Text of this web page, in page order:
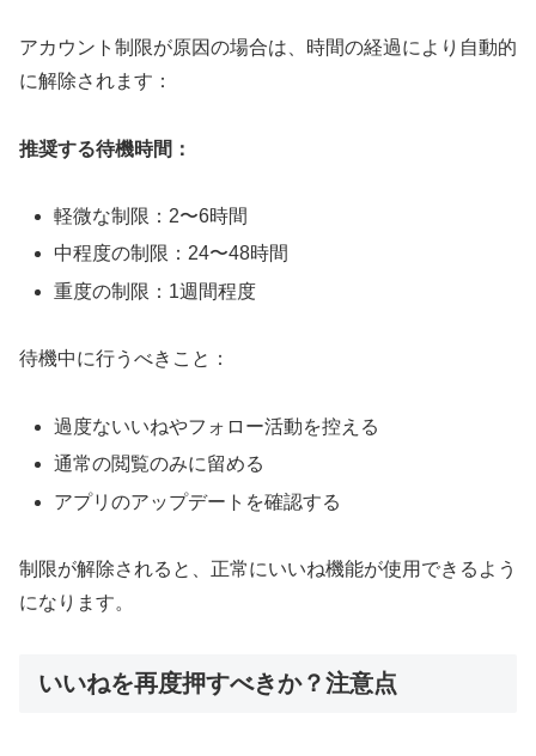
アカウント制限が原因の場合は、時間の経過により自動的
に解除されます：
推奨する待機時間：
軽微な制限：2〜6時間
中程度の制限：24〜48時間
重度の制限：1週間程度
待機中に行うべきこと：
過度ないいねやフォロー活動を控える
通常の閲覧のみに留める
アプリのアップデートを確認する
制限が解除されると、正常にいいね機能が使用できるよう
になります。
いいねを再度押すべきか？注意点